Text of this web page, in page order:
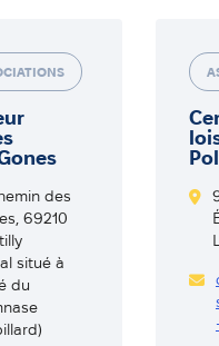
des
69210
situé à
du